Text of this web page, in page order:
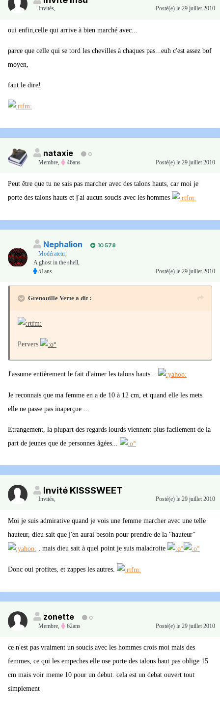
Invités, Posté(e) le 29 juillet 2010
oui enfin,celle qui arrive à bien marché avec...
parce que celle qui se tord les chevilles à chaques pas...euh c'est assez bof
moyen,
faut le dire!
nataxie
0
Membre, 46ans Posté(e) le 29 juillet 2010
Peut être que tu ne sais pas marcher avec des talons hauts, car moi je
porte des talons hauts et j'ai aucun soucis avec les hommes
Nephalion
10 578
Modérateur,
A ghost in the shell,
51ans
Posté(e) le 29 juillet 2010
Grenouille Verte a dit :
Pervers
J'assume entièrement le fait d'aimer les talons hauts...
Je reconnais que ma femme en a de 10 à 12 cm, et quand elle les mets
elle ne passe pas inaperçue ...
Etrangement, la plupart des regards lourds viennent plus facilement de la
part de jeunes que de personnes âgées...
Invité KISSSWEET
Invités, Posté(e) le 29 juillet 2010
Moi je suis admirative quand je vois une femme marcher avec une telle
hauteur, dieu sait que j'en aurai besoin pour prendre de la "hauteur"
, mais dieu sait à quel point je suis maladroite
Donc oui profites, et zappes les autres.
zonette
0
Membre, 62ans Posté(e) le 29 juillet 2010
ce n'est pas vraiment un soucis avec les hommes crois moi mais des
femmes, ce qui les empeches elle ose porte des talons haut pas oblige 15
cm mais voir meme 10 pour un debut. cela est un debat ouvert tout
simplement